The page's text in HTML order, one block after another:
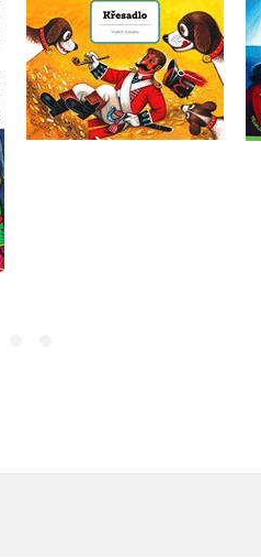
Křesadlo
Vojtěch Kubašta